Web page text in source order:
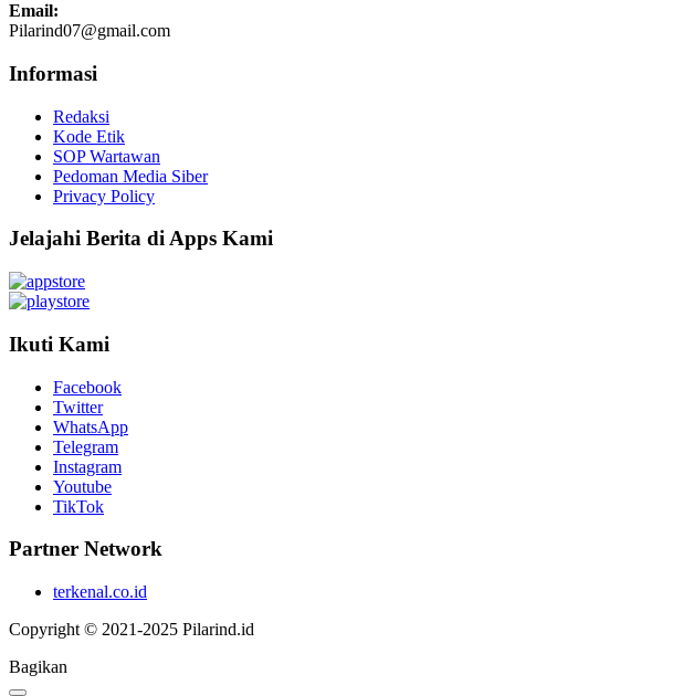
Email:
Pilarind07@gmail.com
Informasi
Redaksi
Kode Etik
SOP Wartawan
Pedoman Media Siber
Privacy Policy
Jelajahi Berita di Apps Kami
Ikuti Kami
Facebook
Twitter
WhatsApp
Telegram
Instagram
Youtube
TikTok
Partner Network
terkenal.co.id
Copyright © 2021-2025 Pilarind.id
Bagikan